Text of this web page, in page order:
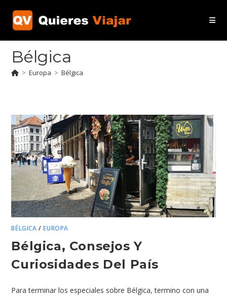
contenido
Bélgica
> Europa > Bélgica
BÉLGICA /EUROPA
Bélgica, Consejos Y
Curiosidades Del País
Para terminar los especiales sobre Bélgica, termino con una